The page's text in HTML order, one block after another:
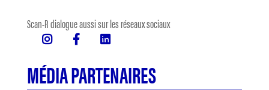
Scan-R dialogue aussi sur les réseaux sociaux
MÉDIA PARTENAIRES